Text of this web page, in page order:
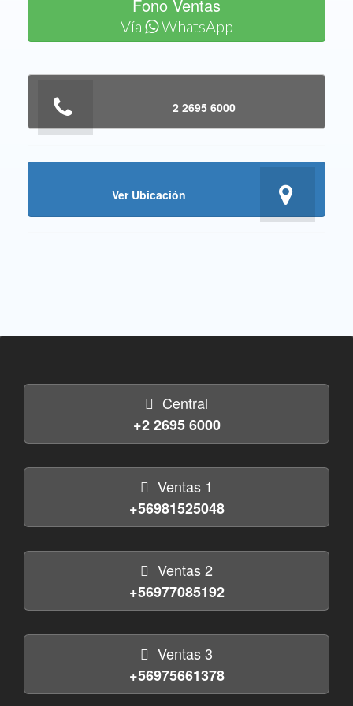
Fono Ventas
Vía WhatsApp
2 2695 6000
Ver Ubicación
Central
+2 2695 6000
Ventas 1
+56981525048
Ventas 2
+56977085192
Ventas 3
+56975661378